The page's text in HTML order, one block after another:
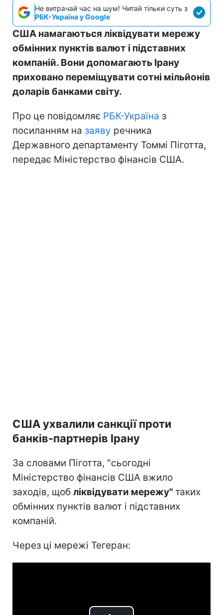
Не витрачай час на шум! Читай тільки суть з
РБК-Україна у Google
США намагаються ліквідувати мережу
обмінних пунктів валют і підставних
компаній. Вони допомагають Ірану
приховано переміщувати сотні мільйонів
доларів банками світу.
Про це повідомляє РБК-Україна з
посиланням на заяву речника
Державного департаменту Томмі Піготта,
передає Міністерство фінансів США.
США ухвалили санкції проти
банків-партнерів Ірану
За словами Піготта, "сьогодні
Міністерство фінансів США вжило
заходів, щоб ліквідувати мережу" таких
обмінних пунктів валют і підставних
компаній.
Через ці мережі Тегеран: